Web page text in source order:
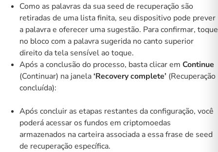
Como as palavras da sua seed de recuperação são
retiradas de uma lista finita, seu dispositivo pode prever
a palavra e oferecer uma sugestão. Para confirmar, toque
no bloco com a palavra sugerida no canto superior
direito da tela sensível ao toque.
Após a conclusão do processo, basta clicar em Continue
(Continuar) na janela‘Recovery complete’ (Recuperação
concluída):
Após concluir as etapas restantes da configuração, você
poderá acessar os fundos em criptomoedas
armazenados na carteira associada a essa frase de seed
de recuperação específica.